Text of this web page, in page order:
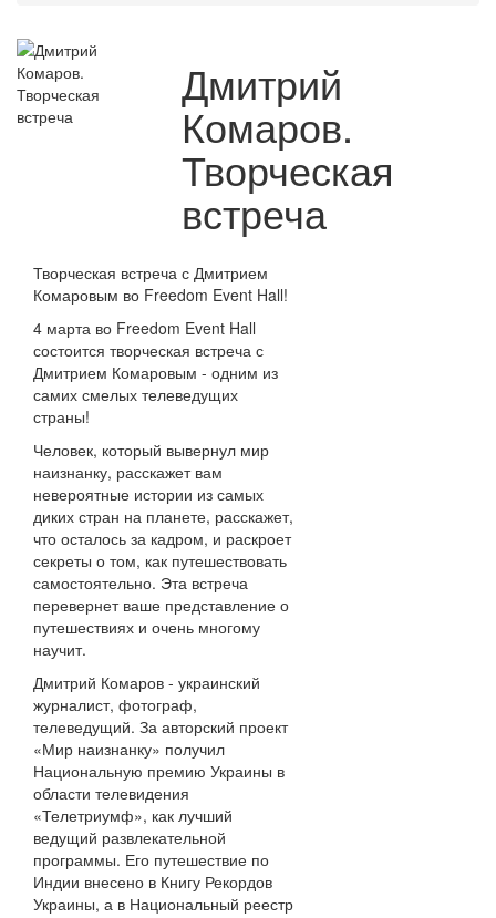
Дмитрий
Комаров.
Творческая
встреча
Творческая встреча с Дмитрием
Комаровым во Freedom Event Hall!
4 марта во Freedom Event Hall
состоится творческая встреча с
Дмитрием Комаровым - одним из
самих смелых телеведущих
страны!
Человек, который вывернул мир
наизнанку, расскажет вам
невероятные истории из самых
диких стран на планете, расскажет,
что осталось за кадром, и раскроет
секреты о том, как путешествовать
самостоятельно. Эта встреча
перевернет ваше представление о
путешествиях и очень многому
научит.
Дмитрий Комаров - украинский
журналист, фотограф,
телеведущий. За авторский проект
«Мир наизнанку» получил
Национальную премию Украины в
области телевидения
«Телетриумф», как лучший
ведущий развлекательной
программы. Его путешествие по
Индии внесено в Книгу Рекордов
Украины, а в Национальный реестр